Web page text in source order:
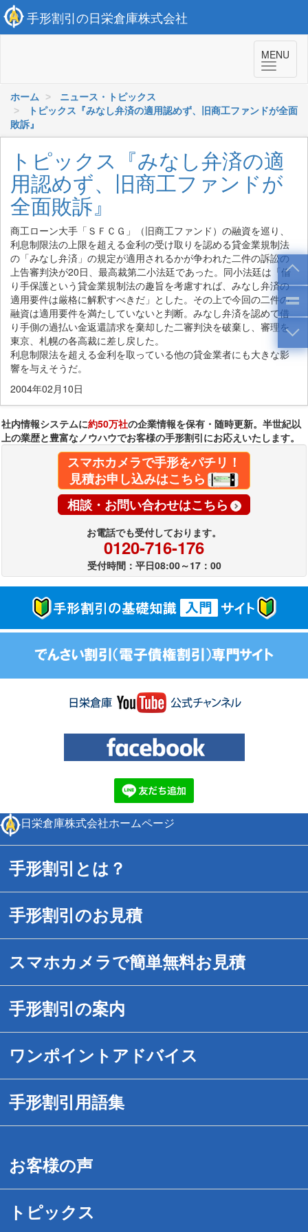
手形割引の日栄倉庫株式会社
MENU
ホーム
ニュース・トピックス
トピックス『みなし弁済の適用認めず、旧商工ファンドが全面
敗訴』
トピックス『みなし弁済の適
用認めず、旧商工ファンドが
全面敗訴』
商工ローン大手「ＳＦＣＧ」（旧商工ファンド）の融資を巡り、
利息制限法の上限を超える金利の受け取りを認める貸金業規制法
の「みなし弁済」の規定が適用されるかが争われた二件の訴訟の
上告審判決が20日、最高裁第二小法廷であった。同小法廷は「借
り手保護という貸金業規制法の趣旨を考慮すれば、みなし弁済の
適用要件は厳格に解釈すべきだ」とした。その上で今回の二件の
融資は適用要件を満たしていないと判断。みなし弁済を認めて借
り手側の過払い金返還請求を棄却した二審判決を破棄し、審理を
東京、札幌の各高裁に差し戻した。
利息制限法を超える金利を取っている他の貸金業者にも大きな影
響を与えそうだ。
2004年02月10日
社内情報システムに約50万社の企業情報を保有・随時更新。半世紀以
上の業歴と豊富なノウハウでお客様の手形割引にお応えいたします。
スマホカメラで手形をパチリ！
見積お申し込みはこちら
相談・お問い合わせはこちら
お電話でも受付しております。
0120-716-176
受付時間：平日08:00～17：00
日栄倉庫株式会社ホームページ
手形割引とは？
手形割引のお見積
スマホカメラで簡単無料お見積
手形割引の案内
手形割引のご案内
送金対応時間を拡大
手続きは簡単です
ワンポイントアドバイス
1.危ない手形の見分け方
3.危ない手形割引業者の見分け方
手形割引用語集
手形割引用語集（か－こ）
お客様の声
トピックス